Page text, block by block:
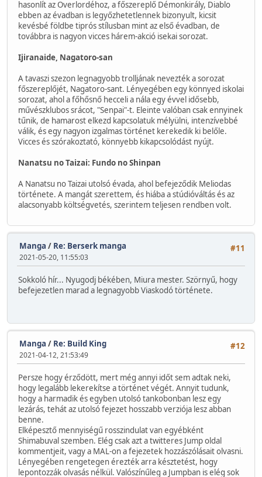
hasonlít az Overlordéhoz, a főszereplő Démonkirály, Diablo
ebben az évadban is legyőzhetetlennek bizonyult, kicsit
kevésbé földbe tiprós stílusban mint az első évadban, de
továbbra is nagyon vicces hárem-akció isekai sorozat.
Ijiranaide, Nagatoro-san
A tavaszi szezon legnagyobb trolljának nevezték a sorozat
főszereplőjét, Nagatoro-sant. Lényegében egy könnyed iskolai
sorozat, ahol a főhősnő hecceli a nála egy évvel idősebb,
művészklubos srácot, "Senpai"-t. Eleinte valóban csak ennyinek
tűnik, de hamarost elkezd kapcsolatuk mélyülni, intenzívebbé
válik, és egy nagyon izgalmas történet kerekedik ki belőle.
Vicces és szórakoztató, könnyebb kikapcsolódást nyújt.
Nanatsu no Taizai: Fundo no Shinpan
A Nanatsu no Taizai utolsó évada, ahol befejeződik Meliodas
története. A mangát szerettem, és hiába a stúdióváltás és az
alacsonyabb költségvetés, szerintem teljesen rendben volt.
#11
Manga / Re: Berserk manga
2021-05-20, 11:55:03
Sokkoló hír... Nyugodj békében, Miura mester. Szörnyű, hogy
befejezetlen marad a legnagyobb Viaskodó története.
#12
Manga / Re: Build King
2021-04-12, 21:53:49
Persze hogy érződött, mert még annyi időt sem adtak neki,
hogy legalább lekerekítse a történet végét. Annyit tudunk,
hogy a harmadik és egyben utolsó tankobonban lesz egy
lezárás, tehát az utolsó fejezet hosszabb verziója lesz abban
benne.
Elképesztő mennyiségű rosszindulat van egyébként
Shimabuval szemben. Elég csak azt a twitteres Jump oldal
kommentjeit, vagy a MAL-on a fejezetek hozzászólásait olvasni.
Lényegében rengetegen érezték arra késztetést, hogy
lepontozzák olvasás nélkül. Valószínűleg a Jumpban is elég sok